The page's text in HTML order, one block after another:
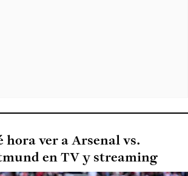
hora ver a Arsenal vs.
en TV y streaming